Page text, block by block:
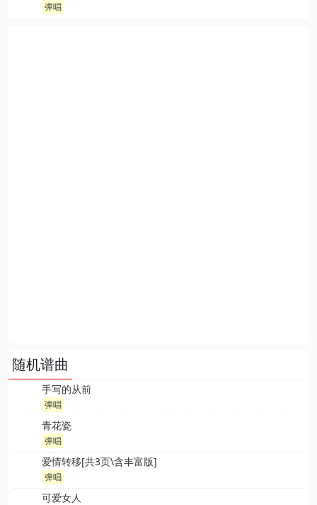
弹唱
随机谱曲
手写的从前
弹唱
青花瓷
弹唱
爱情转移[共3页\含丰富版]
弹唱
可爱女人